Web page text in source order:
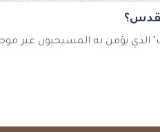
الذي يؤمن به المسيحيون غير